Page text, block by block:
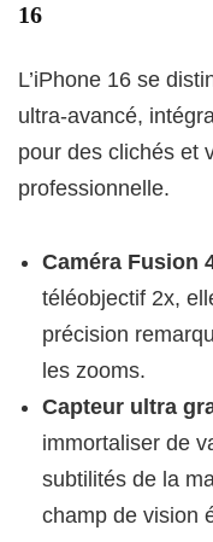
16
L’iPhone 16 se
ultra-avancé,
pour des clichés et
professionnelle.
Caméra Fusion
téléobjectif 2x,
précision
les zooms.
Capteur ultra
immortaliser de
subtilités de la
champ de vision